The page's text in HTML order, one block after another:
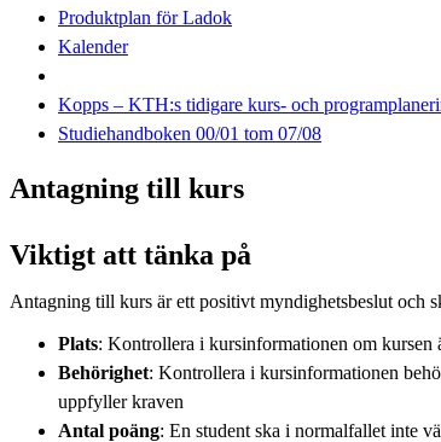
Produktplan för Ladok
Kalender
Kopps – KTH:s tidigare kurs- och
Studiehandboken 00/01 tom 07/08
Antagning till kurs
Viktigt att tänka på
Antagning till kurs är ett positivt myndighetsbeslut och
Plats: Kontrollera i kursinformationen om kursen
Behörighet: Kontrollera i kursinformationen
uppfyller kraven
Antal poäng: En student ska i normalfallet inte